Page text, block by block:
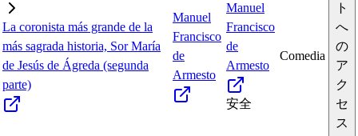
La coronista más grande de la
más sagrada historia, Sor María
de Jesús de Ágreda (segunda
parte)
Manuel
Francisco
de
Armesto
Manuel
Francisco
de
Armesto
安全
Comedia
ト
へ
の
ア
ク
セ
ス